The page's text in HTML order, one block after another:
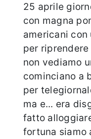
25 aprile
con magna
americani con
per
non vediamo
cominciano a
per
ma e... era
fatto
fortuna siamo